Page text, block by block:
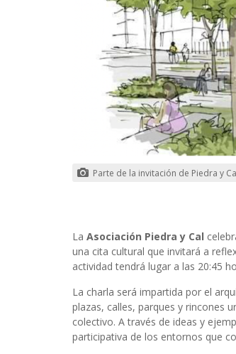
Parte de la invitación de Piedra y
La Asociación Piedra y Cal
una cita cultural que invitará a
actividad tendrá lugar a las 20:45
La charla será impartida por el
plazas, calles, parques y rincones
colectivo. A través de ideas y
participativa de los entornos que